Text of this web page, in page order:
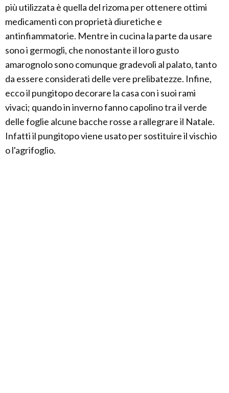
più utilizzata è quella del rizoma per ottenere ottimi
medicamenti con proprietà diuretiche e
antinfiammatorie. Mentre in cucina la parte da usare
sono i germogli, che nonostante il loro gusto
amarognolo sono comunque gradevoli al palato, tanto
da essere considerati delle vere prelibatezze. Infine,
ecco il pungitopo decorare la casa con i suoi rami
vivaci; quando in inverno fanno capolino tra il verde
delle foglie alcune bacche rosse a rallegrare il Natale.
Infatti il pungitopo viene usato per sostituire il vischio
o l'agrifoglio.